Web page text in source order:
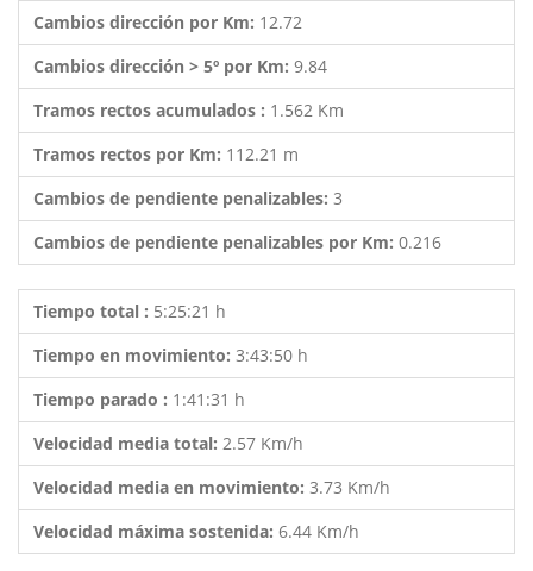
Cambios dirección por Km: 12.72
Cambios dirección > 5º por Km: 9.84
Tramos rectos acumulados : 1.562 Km
Tramos rectos por Km: 112.21 m
Cambios de pendiente penalizables: 3
Cambios de pendiente penalizables por Km: 0.216
Tiempo total : 5:25:21 h
Tiempo en movimiento: 3:43:50 h
Tiempo parado : 1:41:31 h
Velocidad media total: 2.57 Km/h
Velocidad media en movimiento: 3.73 Km/h
Velocidad máxima sostenida: 6.44 Km/h